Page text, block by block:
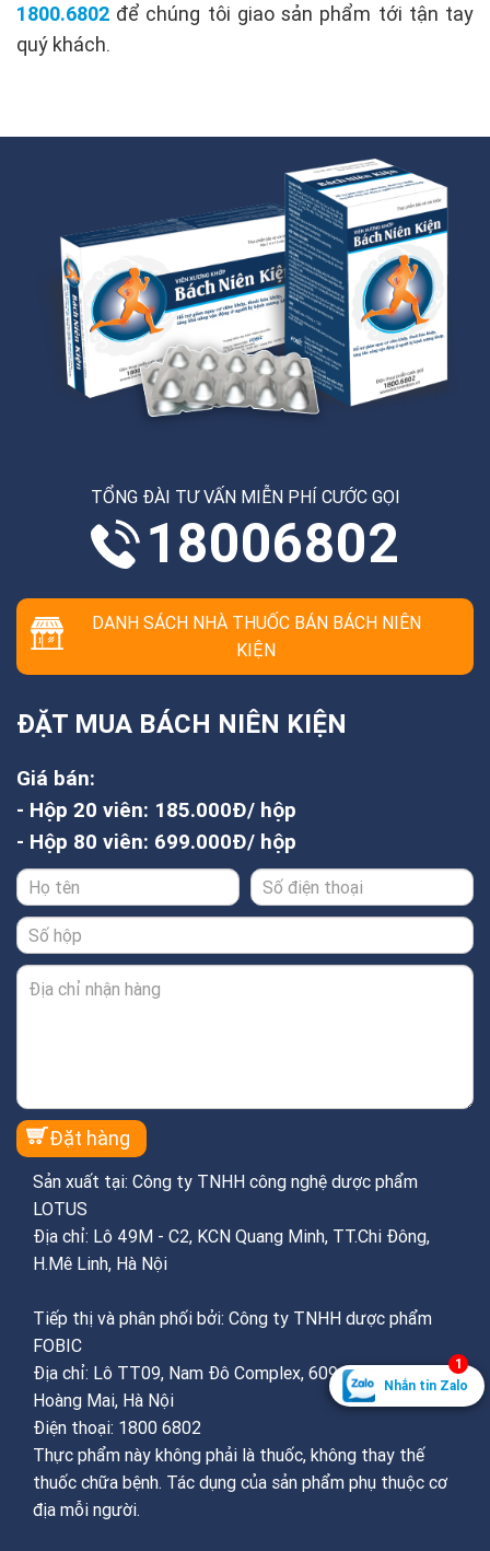
1800.6802 để chúng tôi giao sản phẩm tới tận tay
quý khách.
TỔNG ĐÀI TƯ VẤN MIỄN PHÍ CƯỚC GỌI
18006802
DANH SÁCH NHÀ THUỐC BÁN BÁCH NIÊN
KIỆN
ĐẶT MUA BÁCH NIÊN KIỆN
Giá bán:
- Hộp 20 viên: 185.000Đ/ hộp
- Hộp 80 viên: 699.000Đ/ hộp
Sản xuất tại: Công ty TNHH công nghệ dược phẩm
LOTUS
Địa chỉ: Lô 49M - C2, KCN Quang Minh, TT.Chi Đông,
H.Mê Linh, Hà Nội
Tiếp thị và phân phối bởi: Công ty TNHH dược phẩm
FOBIC
Địa chỉ: Lô TT09, Nam Đô Complex, 609 Trương Định,
Hoàng Mai, Hà Nội
Điện thoại: 1800 6802
Thực phẩm này không phải là thuốc, không thay thế
thuốc chữa bệnh. Tác dụng của sản phẩm phụ thuộc cơ
địa mỗi người.
Nhắn tin Zalo
1